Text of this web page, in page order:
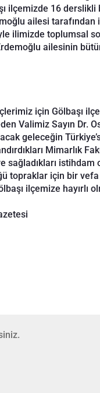
16 derslikli
ailesi
ilimizde toplumsal
ailesinin
için Gölbaşı
Valimiz Sayın
geleceğin
Mimarlık
sağladıkları
topraklar için bir
ilçemize hayırlı